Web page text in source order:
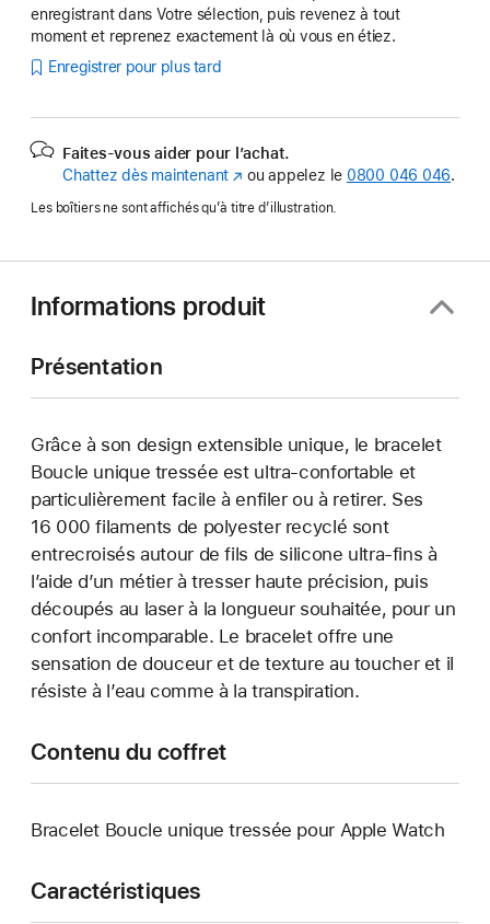
enregistrant dans Votre sélection, puis revenez à tout
moment et reprenez exactement là où vous en étiez.
Enregistrer pour plus tard
Faites-vous aider pour l’achat.
Chattez dès maintenant (s’ouvre
une
fenêtre)
ou appelez le 0800 046 046.
Les boîtiers ne sont affichés qu’à titre d’illustration.
Informations produit
Présentation
Grâce à son design extensible unique, le bracelet
Boucle unique tressée est ultra-confortable et
particulièrement facile à enfiler ou à retirer. Ses
16 000 filaments de polyester recyclé sont
entrecroisés autour de fils de silicone ultra-fins à
l’aide d’un métier à tresser haute précision, puis
découpés au laser à la longueur souhaitée, pour un
confort incomparable. Le bracelet offre une
sensation de douceur et de texture au toucher et il
résiste à l’eau comme à la transpiration.
Contenu du coffret
Bracelet Boucle unique tressée pour Apple Watch
Caractéristiques